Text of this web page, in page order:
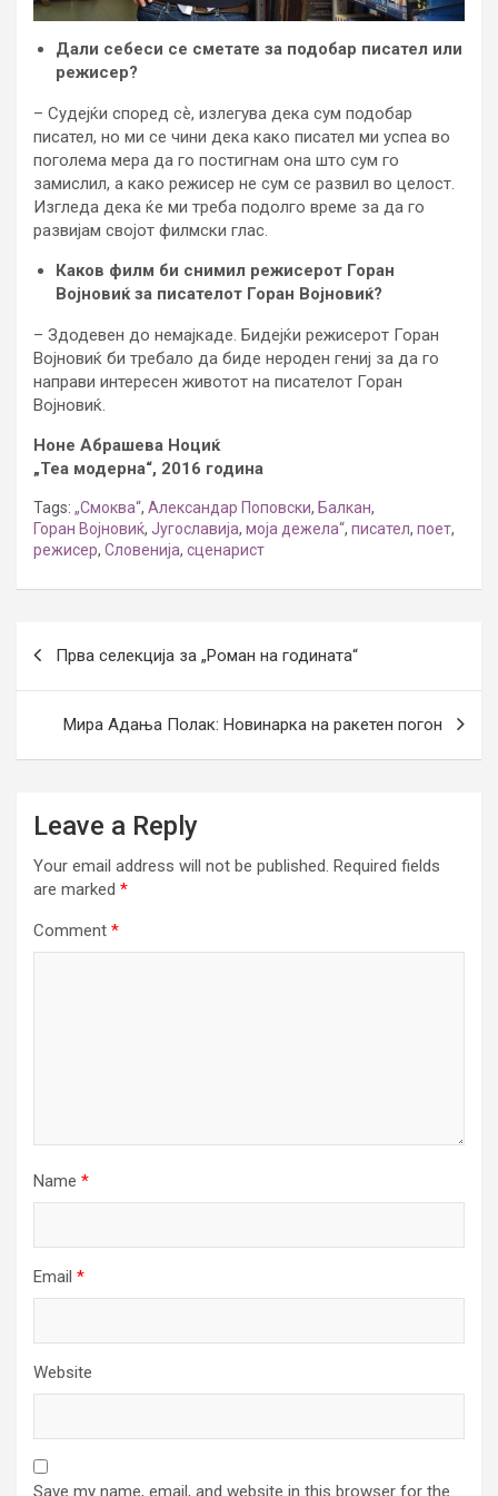
Дали себеси се сметате за подобар писател или
режисер?
– Судејќи според сѐ, излегува дека сум подобар
писател, но ми се чини дека како писател ми успеа во
поголема мера да го постигнам она што сум го
замислил, а како режисер не сум се развил во целост.
Изгледа дека ќе ми треба подолго време за да го
развијам својот филмски глас.
Каков филм би снимил режисерот Горан
Војновиќ за писателот Горан Војновиќ?
– Здодевен до немајкаде. Бидејќи режисерот Горан
Војновиќ би требало да биде нероден гениј за да го
направи интересен животот на писателот Горан
Војновиќ.
Ноне Абрашева Ноциќ
„Теа модерна“, 2016 година
Tags: „Смоква“, Александар Поповски, Балкан,
Горан Војновиќ, Југославија, моја дежела“, писател, поет,
режисер, Словенија, сценарист
navigation
Прва селекција за „Роман на годината“
Мира Адања Полак: Новинарка на ракетен погон
Leave a Reply
Your email address will not be published. Required fields
are marked *
Comment *
Name *
Email *
Website
Save my name, email, and website in this browser for the